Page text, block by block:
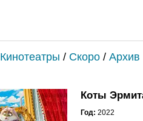
Кинотеатры / Скоро / Архив
Коты
Год: 2022